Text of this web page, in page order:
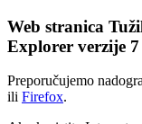
Web stranica
Explorer verzije
Preporučujemo
ili Firefox.